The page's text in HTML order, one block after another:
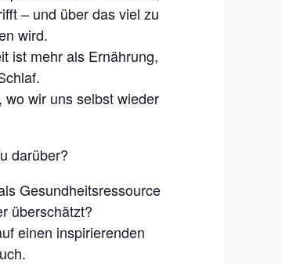
– und über das viel zu
wird.
ist mehr als Ernährung,
wo wir uns selbst wieder
darüber?
Gesundheitsressource
überschätzt?
einen inspirierenden